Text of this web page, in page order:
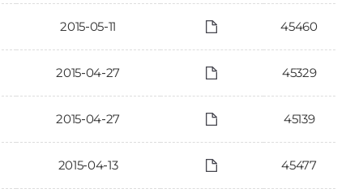
2015-05-11 45460
2015-04-27 45329
2015-04-27 45139
2015-04-13 45477